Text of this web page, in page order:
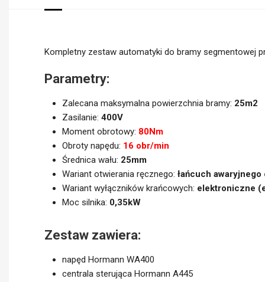
Kompletny zestaw automatyki do bramy segmentowej
Parametry:
Zalecana maksymalna powierzchnia bramy: 25m2
Zasilanie: 400V
Moment obrotowy: 80Nm
Obroty napędu: 16 obr/min
Średnica wału: 25mm
Wariant otwierania ręcznego: łańcuch awaryjnego
Wariant wyłączników krańcowych: elektroniczne
Moc silnika: 0,35kW
Zestaw zawiera:
napęd Hormann WA400
centrala sterująca Hormann A445